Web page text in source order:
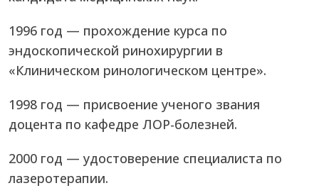
1996 год — прохождение курса по
эндоскопической ринохирургии в
«Клиническом ринологическом центре».
1998 год — присвоение ученого звания
доцента по кафедре ЛОР-болезней.
2000 год — удостоверение специалиста по
лазеротерапии.